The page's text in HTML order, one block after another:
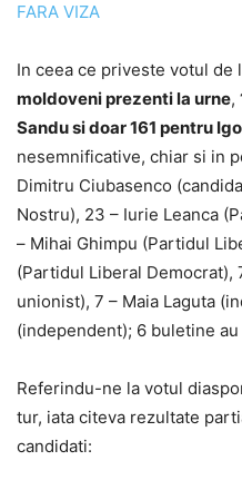
FARA VIZA
In ceea ce priveste votul de
moldoveni prezenti la urne,
Sandu si doar 161 pentru
nesemnificative, chiar si in
Dimitru Ciubasenco
Nostru), 23 – Iurie Leanca
– Mihai Ghimpu (Partidul
(Partidul Liberal Democrat),
unionist), 7 – Maia Laguta
(independent); 6 buletine
Referindu-ne la votul
tur, iata citeva rezultate
candidati: